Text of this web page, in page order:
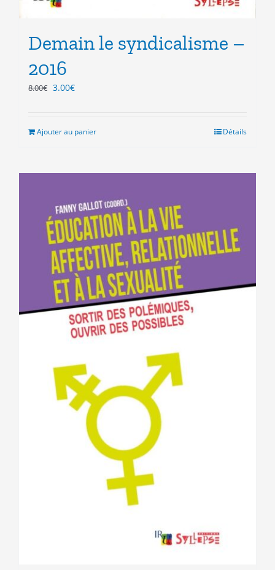
Demain le syndicalisme –
2016
8.00€ Le
était :
3.00€Le
est :
Ajouter au panier Détails